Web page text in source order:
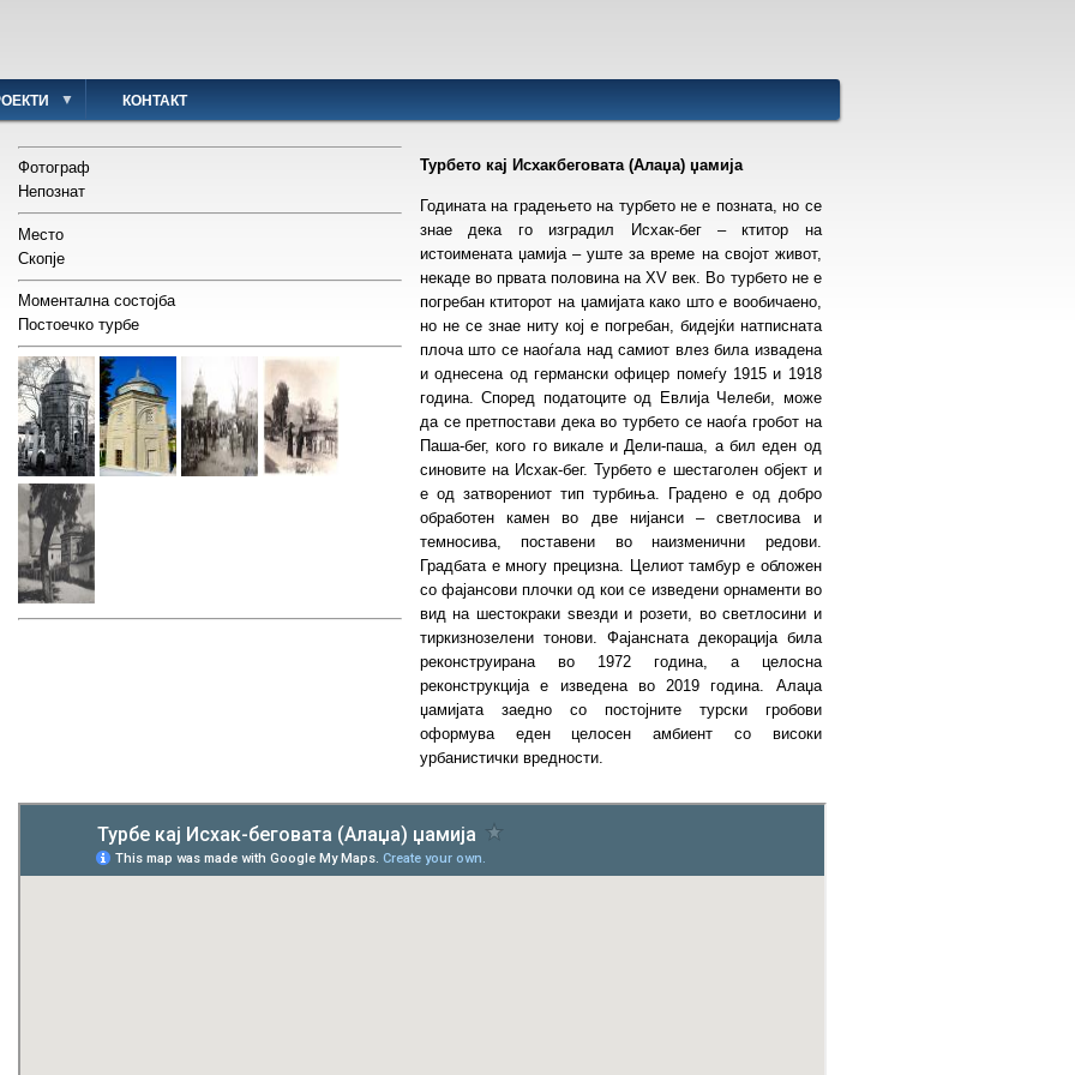
КОНТАКТ
Фотограф
Непознат
Место
Скопје
Моментална состојба
Постоечко турбе
Турбето кај Исхакбеговата (Алаџа) џамија
Годината на градењето на турбето не е позната, но се
знае дека го изградил Исхак-бег – ктитор на
истоимената џамија – уште за време на својот живот,
некаде во првата половина на XV век. Во турбето не е
погребан ктиторот на џамијата како што е вообичаено,
но не се знае ниту кој е погребан, бидејќи натписната
плоча што се наоѓала над самиот влез била извадена
и однесена од германски офицер помеѓу 1915 и 1918
година. Според податоците од Евлија Челеби, може
да се претпостави дека во турбето се наоѓа гробот на
Паша-бег, кого го викале и Дели-паша, а бил еден од
синовите на Исхак-бег. Турбето е шестаголен објект и
е од затворениот тип турбиња. Градено е од добро
обработен камен во две нијанси – светлосива и
темносива, поставени во наизменични редови.
Градбата е многу прецизна. Целиот тамбур е обложен
со фајансови плочки од кои се изведени орнаменти во
вид на шестокраки ѕвезди и розети, во светлосини и
тиркизнозелени тонови. Фајансната декорација била
реконструирана во 1972 година, а целосна
реконструкција е изведена во 2019 година. Алаџа
џамијата заедно со постојните турски гробови
оформува еден целосен амбиент со високи
урбанистички вредности.